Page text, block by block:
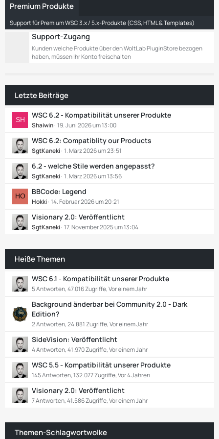
t
ä
g
e
Premium Produkte
Support für Premium WSC 3.x / 5.x-Produkte (CSS, HTML & Templates)
Support-Zugang
Kunden welche Produkte über den WoltLab PluginStore bezogen
haben, müssen Ihr Konto freischalten
Letzte Beiträge
WSC 6.2 - Kompatibilität unserer Produkte
Shaiwin 19. Juni 2026 um 13:00
WSC 6.2: Compatiblity our Products
SgtKaneki 1. März 2026 um 23:51
6.2 - welche Stile werden angepasst?
SgtKaneki 1. März 2026 um 13:56
BBCode: Legend
Hokki 14. Februar 2026 um 20:21
Visionary 2.0: Veröffentlicht
SgtKaneki 17. November 2025 um 13:04
Heiße Themen
WSC 6.1 - Kompatibilität unserer Produkte
5 Antworten, 47.016 Zugriffe, Vor einem Jahr
Background änderbar bei Community 2.0 - Dark
Edition?
2 Antworten, 24.881 Zugriffe, Vor einem Jahr
SideVision: Veröffentlicht
4 Antworten, 41.970 Zugriffe, Vor einem Jahr
WSC 5.5 - Kompatibilität unserer Produkte
145 Antworten, 132.077 Zugriffe, Vor 4 Jahren
Visionary 2.0: Veröffentlicht
7 Antworten, 41.586 Zugriffe, Vor einem Jahr
Themen-Schlagwortwolke